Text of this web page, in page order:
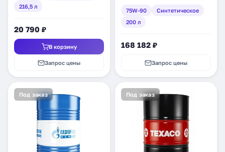
216,5 л
20 790 ₽
В корзину
Запрос цены
75W-90
Синтетическое
200 л
168 182 ₽
Запрос цены
Под заказ Под заказ